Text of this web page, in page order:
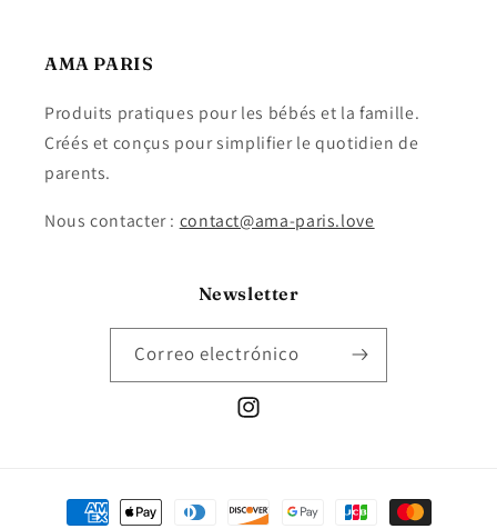
AMA PARIS
Produits pratiques pour les bébés et la famille.
Créés et conçus pour simplifier le quotidien de
parents.
Nous contacter : contact@ama-paris.love
Newsletter
Correo electrónico
Instagram
Formas